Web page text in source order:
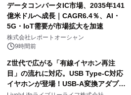
データコンバータIC市場、2035年141
億米ドルへ成長｜CAGR6.4％、AI・
5G・IoT需要が市場拡大を加速
株式会社レポートオーシャン
9時間前
Z世代で広がる「有線イヤホン再注
目」の流れに対応。USB Type-C対応
イヤホンが登場！USB-A変換アダプタ